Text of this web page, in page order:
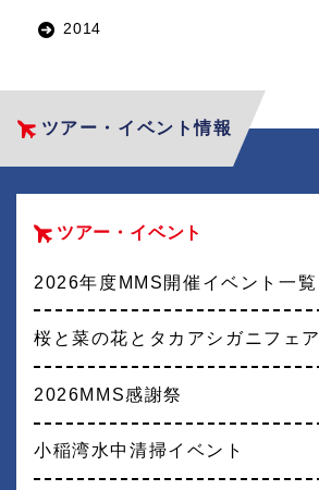
2014
ツアー・イベント情報
ツアー・イベント
2026年度MMS開催イベント一覧
桜と菜の花とタカアシガニフェア
2026MMS感謝祭
小稲湾水中清掃イベント